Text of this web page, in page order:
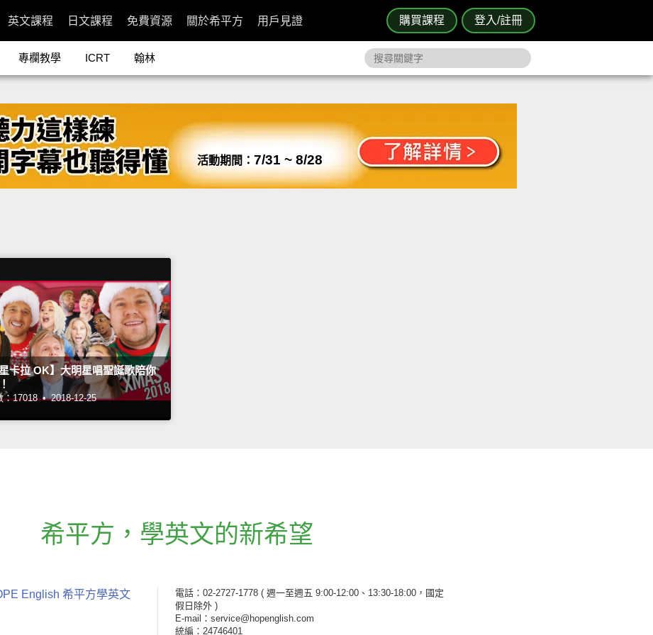
購買課程 登入/註冊
英文課程 日文課程 免費資源 關於希平方 用戶見證
專欄教學 ICRT 翰林
活動期間： 7/31 ~ 8/28
卡拉 OK】大明星唱聖誕歌陪你
：17018 • 2018-12-25
希平方 ， 學英文的新希望
English 希平方學英文 電話：02-2727-1778 ( 週一至週五 9:00-12:00、13:30-18:00，國定
假日除外 )
E-mail：service@hopenglish.com
統編：24746401